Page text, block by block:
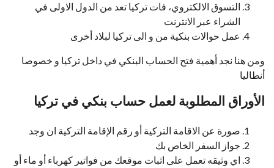
التسوق الالكتروي، فات تركيا تعد من الدول الاولى في
الشراء عبر الانترنت
عمل حوالات بنكية من و الى تركيا لبلاد أخرى
ومن هنا نجد أهمية فتح الحساب البنكي في داخل تركيا و خصوصا
أنطاليا
الأوراق المطلوبة لعمل حساب بنكي في تركيا
صورة عن الاقامة التركية أو رقم الإقامة التركية ان وجد
جواز السفر الخاص بك
اي وثيقه تعمل على اثبات موقعك من فواتير كهرباء أو ماء أو